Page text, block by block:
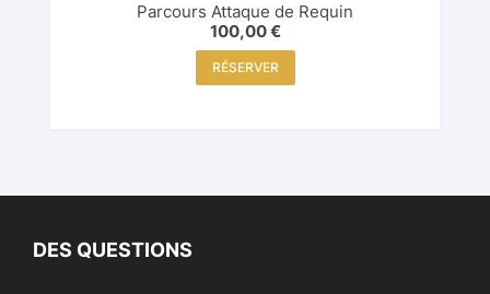
Parcours Attaque de Requin
100,00€
RÉSERVER
DES QUESTIONS